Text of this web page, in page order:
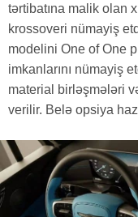
tərtibatına malik olan
krossoveri nümayiş
modelini One of One
imkanlarını nümayiş
material birləşmələri
verilir. Belə opsiya